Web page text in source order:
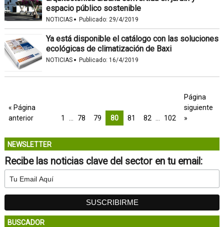
espacio público sostenible
NOTICIAS · Publicado: 29/4/2019
Ya está disponible el catálogo con las soluciones
ecológicas de climatización de Baxi
NOTICIAS · Publicado: 16/4/2019
« Página
anterior
1 78 79 80 81 82 102
Página
siguiente
»
NEWSLETTER
Recibe las noticias clave del sector en tu email:
BUSCADOR